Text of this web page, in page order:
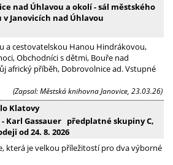
nad Úhlavou a okolí - sál městského
v Janovicích nad Úhlavou
a cestovatelskou Hanou Hindrákovou,
Obchodníci s dětmi, Bouře nad
africký příběh, Dobrovolnice ad. Vstupné
(Zapsal: Městská knihovna Janovice, 23.03.26)
Klatovy
- Karl Gassauer předplatné skupiny C,
od 24. 8. 2026
která je velkou příležitostí pro dva výborné